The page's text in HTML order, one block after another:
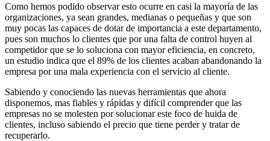
Como hemos podido observar esto ocurre en casi la mayoría de las
organizaciones, ya sean grandes, medianas o pequeñas y que son
muy pocas las capaces de dotar de importancia a este departamento,
pues son muchos lo clientes que por una falta de control huyen al
competidor que se lo soluciona con mayor eficiencia, en concreto,
un estudio indica que el 89% de los clientes acaban abandonando la
empresa por una mala experiencia con el servicio al cliente.
Sabiendo y conociendo las nuevas herramientas que ahora
disponemos, mas fiables y rápidas y difícil comprender que las
empresas no se molesten por solucionar este foco de huida de
clientes, incluso sabiendo el precio que tiene perder y tratar de
recuperarlo.